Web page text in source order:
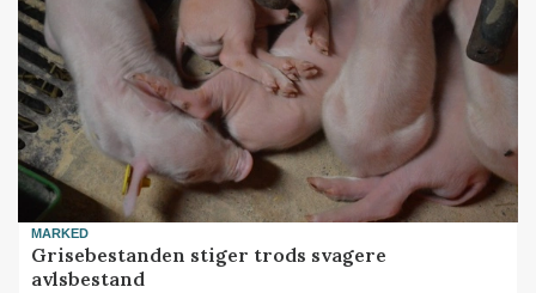
MARKED
Grisebestanden stiger trods svagere
avlsbestand